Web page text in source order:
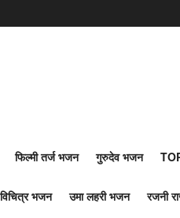
फिल्मी तर्ज भजन गुरुदेव भजन
भजन उमा लहरी भजन रजनी